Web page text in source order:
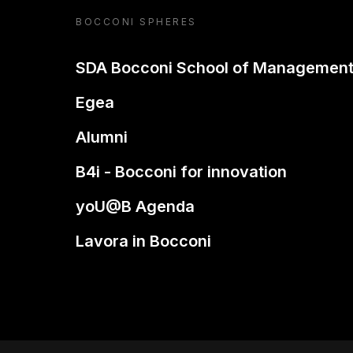
BOCCONI SPHERES
SDA Bocconi School of Management
Egea
Alumni
B4i - Bocconi for innovation
yoU@B Agenda
Lavora in Bocconi